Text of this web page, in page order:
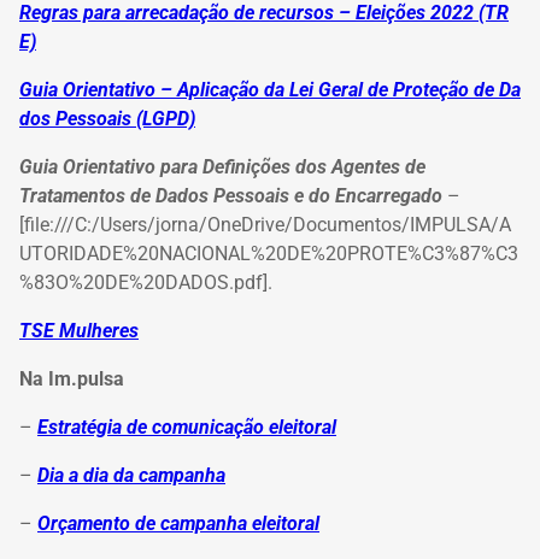
Regras para arrecadação de recursos – Eleições 2022 (TR
E)
Guia Orientativo – Aplicação da Lei Geral de Proteção de Da
dos Pessoais (LGPD)
Guia Orientativo para Definições dos Agentes de
Tratamentos de Dados Pessoais e do Encarregado –
[file:///C:/Users/jorna/OneDrive/Documentos/IMPULSA/A
UTORIDADE%20NACIONAL%20DE%20PROTE%C3%87%C3
%83O%20DE%20DADOS.pdf].
TSE Mulheres
Na Im.pulsa
– Estratégia de comunicação eleitoral
– Dia a dia da campanha
– Orçamento de campanha eleitoral